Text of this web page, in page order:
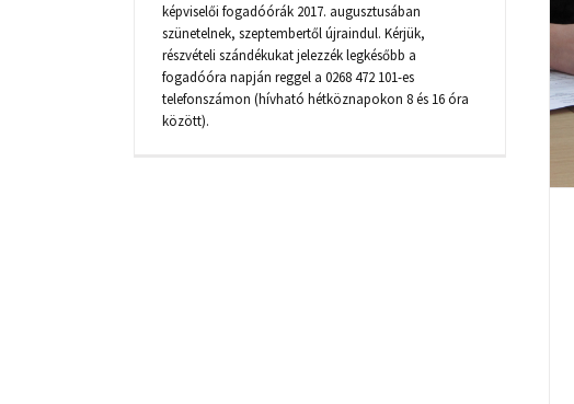
képviselői fogadóórák 2017. augusztusában
szünetelnek, szeptembertől újraindul. Kérjük,
részvételi szándékukat jelezzék legkésőbb a
fogadóóra napján reggel a 0268 472 101-es
telefonszámon (hívható hétköznapokon 8 és 16 óra
között).
INGYENES HONOSÍTÁS